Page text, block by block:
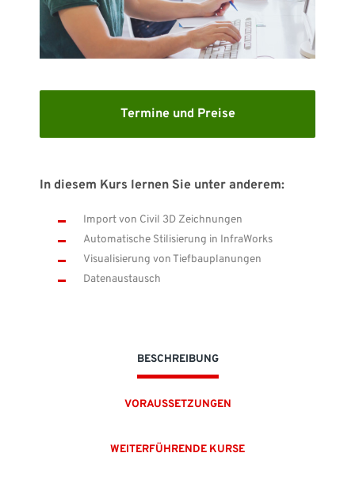
KARRIERE
SUPPORT
WEBSHOP
group.com
Support:support-de@nti-group.com
Termine und Preise
In diesem Kurs lernen Sie unter anderem:
Import von Civil 3D Zeichnungen
Automatische Stilisierung in InfraWorks
Visualisierung von Tiefbauplanungen
Datenaustausch
BESCHREIBUNG
VORAUSSETZUNGEN
WEITERFÜHRENDE KURSE